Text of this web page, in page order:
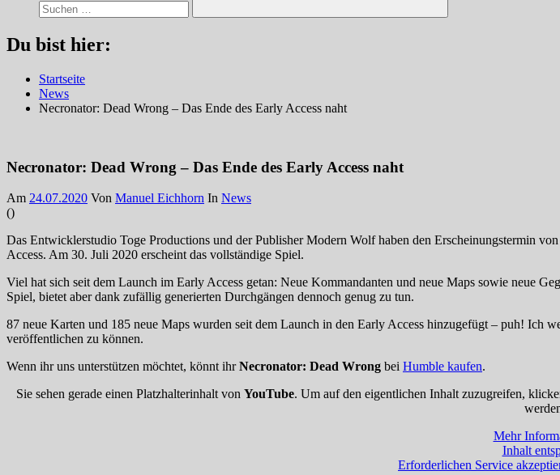
Suchen
Du bist hier:
Startseite
News
Necronator: Dead Wrong – Das Ende des Early Access naht
Necronator: Dead Wrong – Das Ende des Early Access naht
Am 24.07.2020 Von Manuel Eichhorn In News
()
Das Entwicklerstudio Toge Productions und der Publisher Modern Wolf haben den Erscheinungstermin von
Access. Am 30. Juli 2020 erscheint das vollständige Spiel.
Viel hat sich seit dem Launch im Early Access getan: Neue Kommandanten und neue Maps sowie neue
Spiel, bietet aber dank zufällig generierten Durchgängen dennoch genug zu tun.
87 neue Karten und 185 neue Maps wurden seit dem Launch in den Early Access hinzugefügt – puh! Ich
veröffentlichen zu können.
Wenn ihr uns unterstützen möchtet, könnt ihrNecronator: Dead Wrong bei Humble kaufen.
Sie sehen gerade einen Platzhalterinhalt von YouTube. Um auf den eigentlichen Inhalt zuzugreifen,
Mehr
Inhalt
Erforderlichen Service